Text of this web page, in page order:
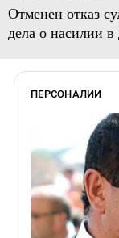
Отменен отказ
дела о насилии
ПЕРСОНАЛИИ